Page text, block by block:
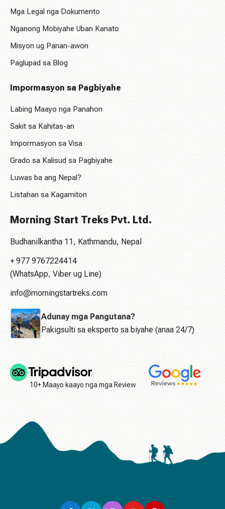
Mga Legal nga Dokumento
Nganong Mobiyahe Uban Kanato
Misyon ug Panan-awon
Paglupad sa Blog
Impormasyon sa Pagbiyahe
Labing Maayo nga Panahon
Sakit sa Kahitas-an
Impormasyon sa Visa
Grado sa Kalisud sa Pagbiyahe
Luwas ba ang Nepal?
Listahan sa Kagamiton
Morning Start Treks Pvt. Ltd.
Budhanilkantha 11, Kathmandu, Nepal
+ 977 9767224414
(WhatsApp, Viber ug Line)
info@morningstartreks.com
Adunay mga Pangutana?
Pakigsulti sa eksperto sa biyahe (anaa 24/7)
10+ Maayo kaayo nga mga Review